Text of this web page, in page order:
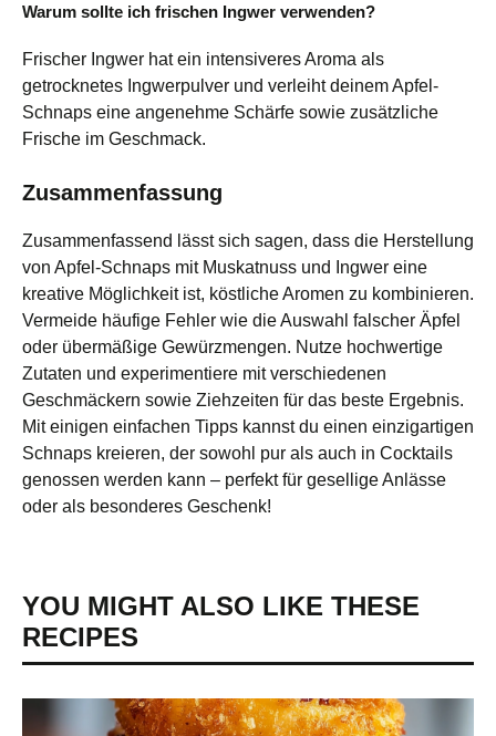
Warum sollte ich frischen Ingwer verwenden?
Frischer Ingwer hat ein intensiveres Aroma als
getrocknetes Ingwerpulver und verleiht deinem Apfel-
Schnaps eine angenehme Schärfe sowie zusätzliche
Frische im Geschmack.
Zusammenfassung
Zusammenfassend lässt sich sagen, dass die Herstellung
von Apfel-Schnaps mit Muskatnuss und Ingwer eine
kreative Möglichkeit ist, köstliche Aromen zu kombinieren.
Vermeide häufige Fehler wie die Auswahl falscher Äpfel
oder übermäßige Gewürzmengen. Nutze hochwertige
Zutaten und experimentiere mit verschiedenen
Geschmäckern sowie Ziehzeiten für das beste Ergebnis.
Mit einigen einfachen Tipps kannst du einen einzigartigen
Schnaps kreieren, der sowohl pur als auch in Cocktails
genossen werden kann – perfekt für gesellige Anlässe
oder als besonderes Geschenk!
YOU MIGHT ALSO LIKE THESE
RECIPES